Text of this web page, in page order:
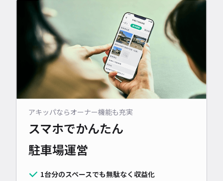
アキッパならオーナー機能も充実
スマホでかんたん
駐車場運営
1台分のスペースでも無駄なく収益化